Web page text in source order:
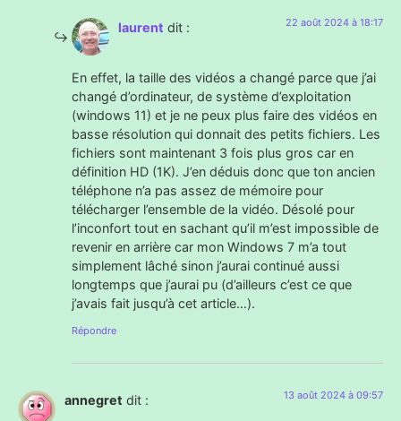
laurent dit : 22 août 2024 à 18:17
En effet, la taille des vidéos a changé parce que j’ai
changé d’ordinateur, de système d’exploitation
(windows 11) et je ne peux plus faire des vidéos en
basse résolution qui donnait des petits fichiers. Les
fichiers sont maintenant 3 fois plus gros car en
définition HD (1K). J’en déduis donc que ton ancien
téléphone n’a pas assez de mémoire pour
télécharger l’ensemble de la vidéo. Désolé pour
l’inconfort tout en sachant qu’il m’est impossible de
revenir en arrière car mon Windows 7 m’a tout
simplement lâché sinon j’aurai continué aussi
longtemps que j’aurai pu (d’ailleurs c’est ce que
j’avais fait jusqu’à cet article…).
Répondre
annegret dit : 13 août 2024 à 09:57